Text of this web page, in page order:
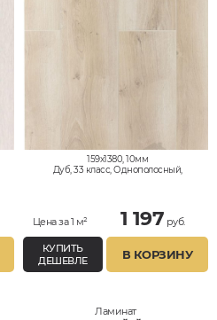
159x1380, 10мм
Дуб, 33 класс, Однополосный,
Цена за 1 м² 1 197 руб.
КУПИТЬ
ДЕШЕВЛЕ
В КОРЗИНУ
Ламинат